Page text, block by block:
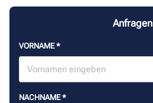
Anfragen
VORNAME*
NACHNAME*